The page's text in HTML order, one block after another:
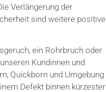
Verlängerung der
sind weitere positive
ein Rohrbruch oder
Kundinnen und
Quickborn und Umgebung
Defekt binnen kürzester